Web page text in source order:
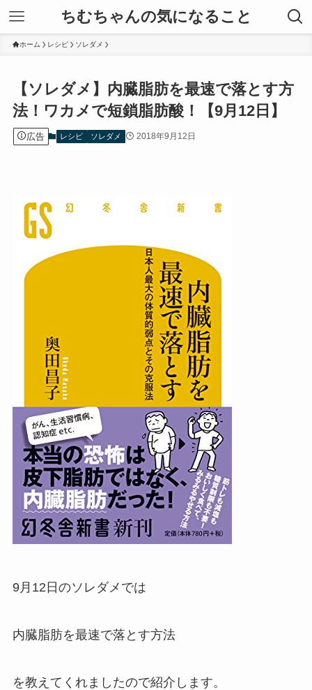
ちむちゃんの気になること
ホーム レシピ ソレダメ
【ソレダメ】内臓脂肪を最速で落とす方
法！ワカメで短鎖脂肪酸！【9月12日】
広告 レシピ ソレダメ 2018年9月12日
9月12日のソレダメでは
内臓脂肪を最速で落とす方法
を教えてくれましたので紹介します。